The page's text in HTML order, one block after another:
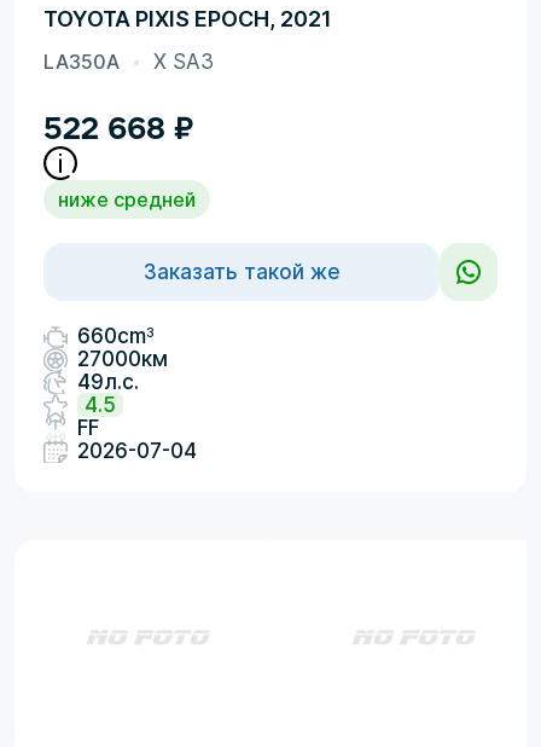
TOYOTA PIXIS EPOCH, 2021
LA350A X SA3
522 668 ₽
ниже средней
Заказать такой же
660cm3
27000км
49л.с.
4.5
FF
2026-07-04